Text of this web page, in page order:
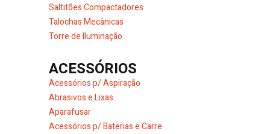
Saltitões Compactadores
Talochas Mecânicas
Torre de Iluminação
ACESSÓRIOS
Acessórios p/ Aspiração
Abrasivos e Lixas
Aparafusar
Acessórios p/ Baterias e Carre.